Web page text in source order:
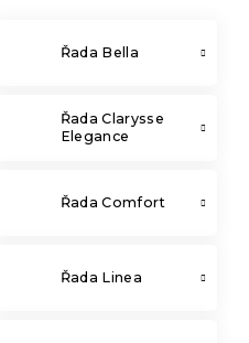
Řada Bella
Řada Clarysse
Elegance
Řada Comfort
Řada Linea